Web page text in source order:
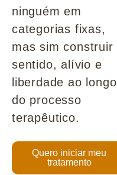
ninguém em
categorias fixas,
mas sim construir
sentido, alívio e
liberdade ao longo
do processo
terapêutico.
Quero iniciar meu
tratamento